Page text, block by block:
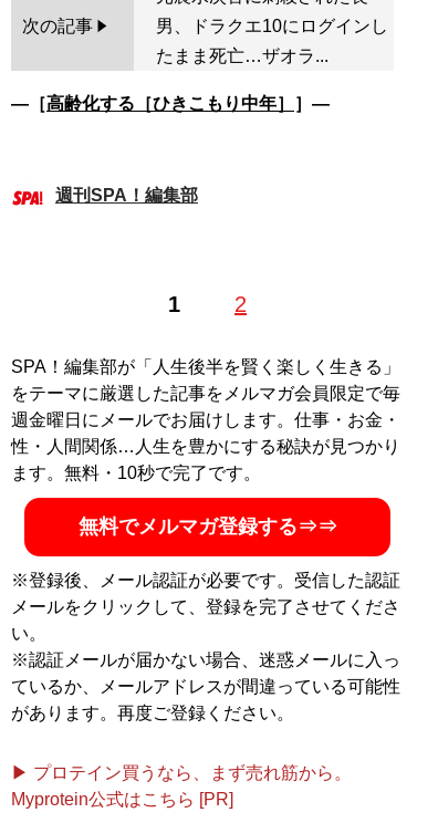
次の記事
男、ドラクエ10にログインし
たまま死亡…ザオラ...
―［高齢化する［ひきこもり中年］ ］―
週刊SPA！編集部
1 2
SPA！編集部が「人生後半を賢く楽しく生きる」
をテーマに厳選した記事をメルマガ会員限定で毎
週金曜日にメールでお届けします。仕事・お金・
性・人間関係…人生を豊かにする秘訣が見つかり
ます。無料・10秒で完了です。
無料でメルマガ登録する⇒⇒
※登録後、メール認証が必要です。受信した認証
メールをクリックして、登録を完了させてくださ
い。
※認証メールが届かない場合、迷惑メールに入っ
ているか、メールアドレスが間違っている可能性
があります。再度ご登録ください。
▶ プロテイン買うなら、まず売れ筋から。
Myprotein公式はこちら [PR]